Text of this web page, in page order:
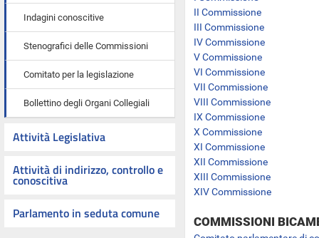
Indagini conoscitive
Stenografici delle Commissioni
Comitato per la legislazione
Bollettino degli Organi Collegiali
Attività Legislativa
Attività di indirizzo, controllo e
conoscitiva
Parlamento in seduta comune
II Commissione
III Commissione
IV Commissione
V Commissione
VI Commissione
VII Commissione
VIII Commissione
IX Commissione
X Commissione
XI Commissione
XII Commissione
XIII Commissione
XIV Commissione
COMMISSIONI